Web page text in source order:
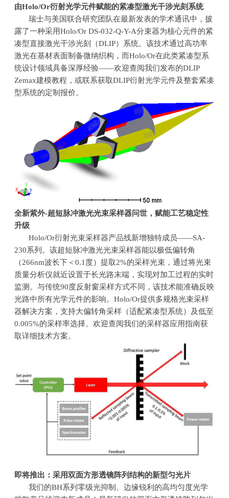
由Holo/Or衍射光学元件赋能的紧凑型激光干涉光刻系统
瑞士与美国联合研究团队在最新发表的学术通讯中，披
露了一种采用Holo/Or DS-032-Q-Y-A分束器为核心元件的紧
凑型直接激光干涉光刻（DLIP）系统。该技术通过高功率
激光在基材表面制备微纳织构，而Holo/Or在此类紧凑型系
统设计领域具备深厚经验——欢迎查阅我们发布的DLIP
Zemax建模教程，或联系获取DLIP衍射光学元件及整套紧凑
型系统的定制报价。
全新紫外-超短脉冲激光光束采样器问世，赋能工艺稳定性
升级
Holo/Or衍射光束采样器产品线新增独特成员——SA-
230系列。该超短脉冲激光光束采样器能以极低偏转角
（266nm波长下＜0.1 度）提取2%的采样光束，通过将光束
质量分析仪就近设置于长光路末端，实现对加工过程的实时
监测。与传统90度反射窗采样方式不同，该技术能准确反映
光路中所有光学元件的影响。Holo/Or提供多规格光束采样
器解决方案，支持大偏转角采样（适配紧凑型系统）及低至
0.005%的采样率选择。欢迎查阅我们的采样器应用指南获
取详细技术方案。
即将推出：采用双面方形透镜阵列结构的新型匀光片
我们的BH系列零级光抑制、边缘锐利的高均匀度光学